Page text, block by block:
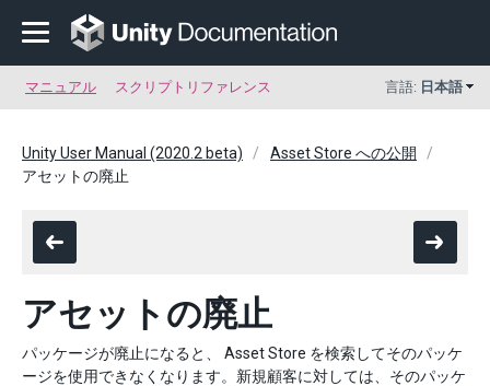
マニュアル スクリプトリファレンス 言語: 日本語
Unity User Manual (2020.2 beta)
Asset Store への公開
アセットの廃止
アセットの廃止
パッケージが廃止になると、 Asset Store を検索してそのパッケ
ージを使用できなくなります。新規顧客に対しては、そのパッケ